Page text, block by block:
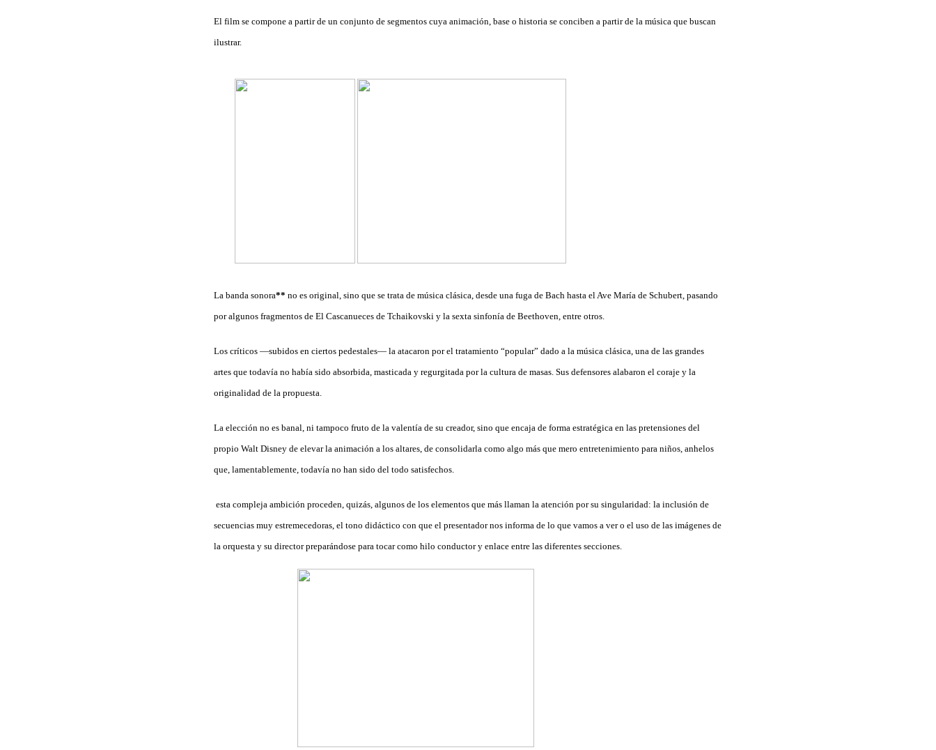
El film se compone a partir de un conjunto de segmentos cuya animación, base o historia se conciben a partir de la música que buscan
ilustrar.
La banda sonora** no es original, sino que se trata de música clásica, desde una fuga de Bach hasta el Ave María de Schubert, pasando
por algunos fragmentos de El Cascanueces de Tchaikovski y la sexta sinfonía de Beethoven, entre otros.
Los críticos —subidos en ciertos pedestales— la atacaron por el tratamiento “popular” dado a la música clásica, una de las grandes
artes que todavía no había sido absorbida, masticada y regurgitada por la cultura de masas. Sus defensores alabaron el coraje y la
originalidad de la propuesta.
La elección no es banal, ni tampoco fruto de la valentía de su creador, sino que encaja de forma estratégica en las pretensiones del
propio Walt Disney de elevar la animación a los altares, de consolidarla como algo más que mero entretenimiento para niños, anhelos
que, lamentablemente, todavía no han sido del todo satisfechos.
esta compleja ambición proceden, quizás, algunos de los elementos que más llaman la atención por su singularidad: la inclusión de
secuencias muy estremecedoras, el tono didáctico con que el presentador nos informa de lo que vamos a ver o el uso de las imágenes de
la orquesta y su director preparándose para tocar como hilo conductor y enlace entre las diferentes secciones.